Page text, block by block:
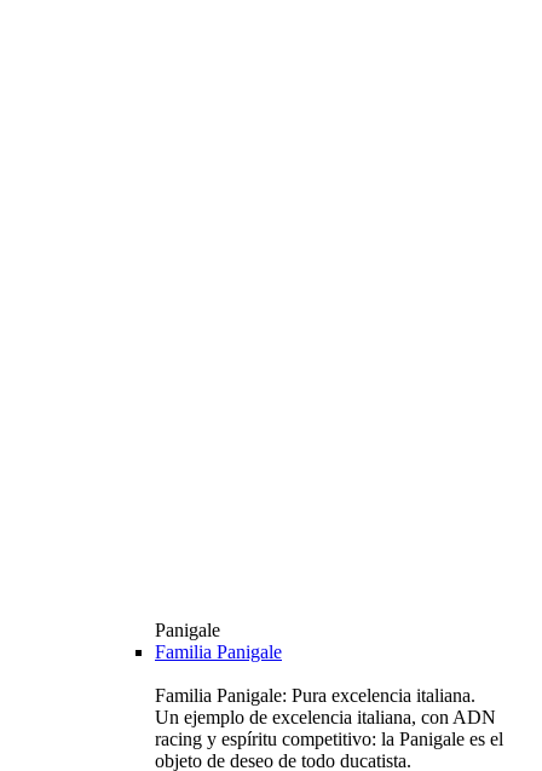
Panigale
Familia Panigale
Familia Panigale: Pura excelencia italiana.
Un ejemplo de excelencia italiana, con ADN
racing y espíritu competitivo: la Panigale es el
objeto de deseo de todo ducatista.